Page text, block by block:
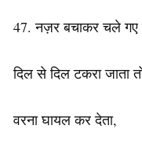
47. नज़र बचाकर चले गए
दिल से दिल टकरा जाता
वरना घायल कर देता,